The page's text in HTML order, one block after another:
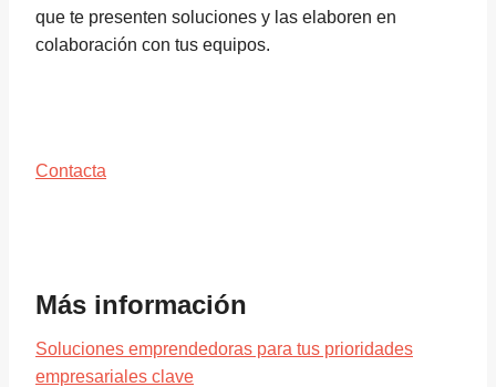
que te presenten soluciones y las elaboren en
colaboración con tus equipos.
Contacta
Más información
Soluciones emprendedoras para tus prioridades
empresariales clave